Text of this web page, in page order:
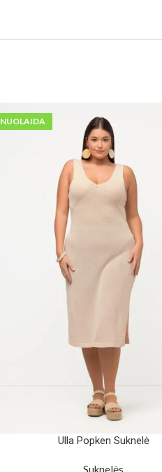
NUOLAIDA
Ulla Popken Suknelė
Suknelės